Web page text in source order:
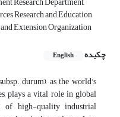
Research and Education
Extension Organization
چکیده
English
durum), as the world's
plays a vital role in global
of high-quality industrial